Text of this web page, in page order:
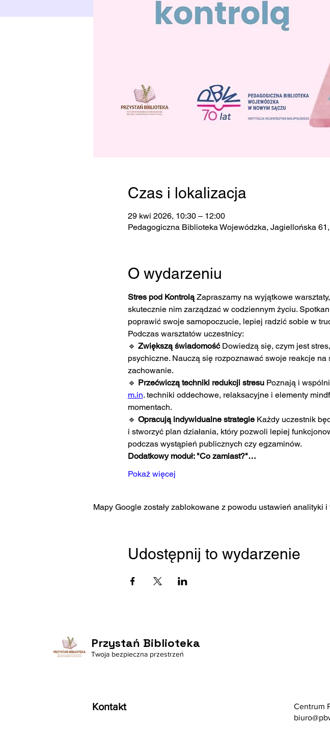
Czas i lokalizacja
29 kwi 2026, 10:30 – 12:00
Pedagogiczna Biblioteka Wojewódzka, Jagiellońska
O wydarzeniu
Stres pod Kontrolą Zapraszamy na wyjątkowe
skutecznie nim zarządzać w codziennym życiu.
poprawić swoje samopoczucie, lepiej radzić sobie w
Podczas warsztatów uczestnicy:
🔹 Zwiększą świadomość Dowiedzą się, czym jest
psychiczne. Nauczą się rozpoznawać swoje reakcje
zachowanie.
🔹 Przećwiczą techniki redukcji stresu Poznają i
m.in. techniki oddechowe, relaksacyjne i elementy
momentach.
🔹 Opracują indywidualne strategie Każdy uczestnik
i stworzyć plan działania, który pozwoli lepiej
podczas wystąpień publicznych czy egzaminów.
Dodatkowy moduł: "Co zamiast?"…
Pokaż więcej
Mapy Google zostały zablokowane z powodu ustawień analityki
Udostępnij to wydarzenie
Przystań Biblioteka
Twoja bezpieczna przestrzeń
Kontakt
Centrum